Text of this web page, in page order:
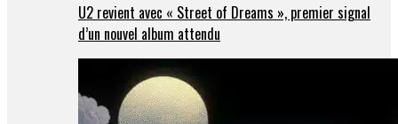
U2 revient avec « Street of Dreams », premier signal
d’un nouvel album attendu